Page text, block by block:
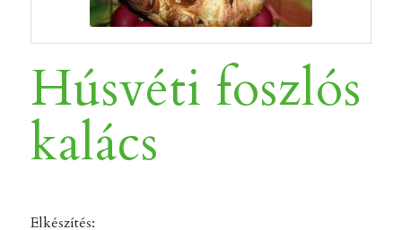
Húsvéti foszlós
kalács
Elkészítés: